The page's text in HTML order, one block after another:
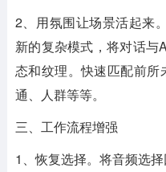
2、用氛围让场景活起来
新的复杂模式，将对话与
态和纹理。快速匹配前
通、人群等等。
三、工作流程增强
1、恢复选择。将音频选